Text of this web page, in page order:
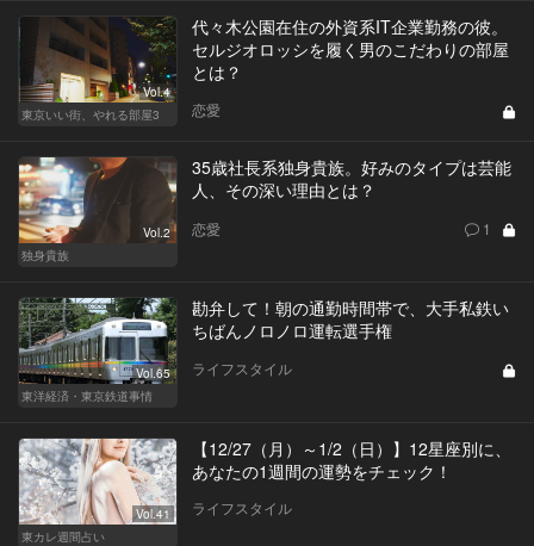
Vol.4
東京いい街、やれる部屋3
代々木公園在住の外資系IT企業勤務の彼。
セルジオロッシを履く男のこだわりの部屋
とは？
恋愛
Vol.2
独身貴族
35歳社長系独身貴族。好みのタイプは芸能
人、その深い理由とは？
恋愛 1
Vol.65
東洋経済・東京鉄道事情
勘弁して！朝の通勤時間帯で、大手私鉄い
ちばんノロノロ運転選手権
ライフスタイル
Vol.41
東カレ週間占い
【12/27（月）～1/2（日）】12星座別に、
あなたの1週間の運勢をチェック！
ライフスタイル